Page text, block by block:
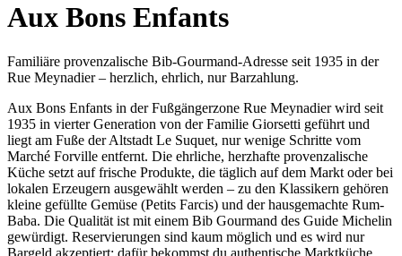
Aux Bons Enfants
Familiäre provenzalische Bib-Gourmand-Adresse seit 1935 in der
Rue Meynadier – herzlich, ehrlich, nur Barzahlung.
Aux Bons Enfants in der Fußgängerzone Rue Meynadier wird seit
1935 in vierter Generation von der Familie Giorsetti geführt und
liegt am Fuße der Altstadt Le Suquet, nur wenige Schritte vom
Marché Forville entfernt. Die ehrliche, herzhafte provenzalische
Küche setzt auf frische Produkte, die täglich auf dem Markt oder bei
lokalen Erzeugern ausgewählt werden – zu den Klassikern gehören
kleine gefüllte Gemüse (Petits Farcis) und der hausgemachte Rum-
Baba. Die Qualität ist mit einem Bib Gourmand des Guide Michelin
gewürdigt. Reservierungen sind kaum möglich und es wird nur
Bargeld akzeptiert; dafür bekommst du authentische Marktküche